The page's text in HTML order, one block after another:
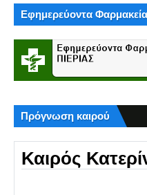
Εφημερεύοντα
Πρόγνωση καιρού
Καιρός